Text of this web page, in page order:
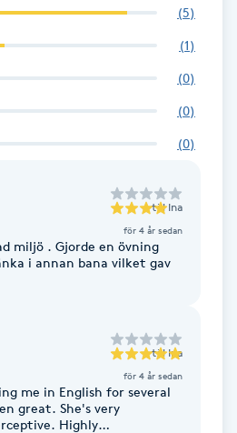
(5)
(1)
(0)
(0)
(0)
till Ina
för 4 år sedan
miljö . Gjorde en övning
i annan bana vilket gav
till Ina
för 4 år sedan
me in English for several
great. She's very
Highly